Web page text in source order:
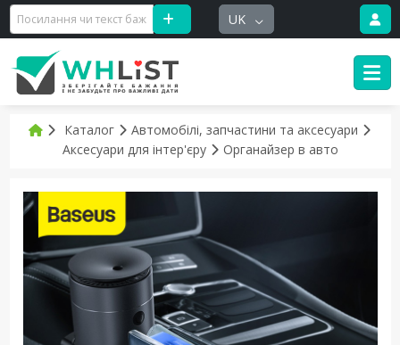
UK
Каталог
Автомобілі, запчастини та аксесуари
Аксесуари для інтер'єру
Органайзер в авто